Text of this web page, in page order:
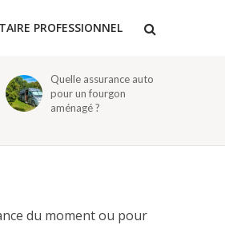
PROFESSIONNEL
Quelle assurance auto
pour un fourgon
aménagé ?
du moment ou pour